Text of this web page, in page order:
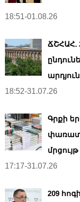
18:51-01.08.26
ՃՇՀԱՀ.
18:52-31.07.26
Գրքի
մրցույթ
17:17-31.07.26
209